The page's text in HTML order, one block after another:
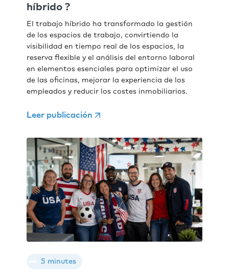
híbrido ?
El trabajo híbrido ha transformado la gestión
de los espacios de trabajo, convirtiendo la
visibilidad en tiempo real de los espacios, la
reserva flexible y el análisis del entorno laboral
en elementos esenciales para optimizar el uso
de las oficinas, mejorar la experiencia de los
empleados y reducir los costes inmobiliarios.
Leer publicación
5 minutes